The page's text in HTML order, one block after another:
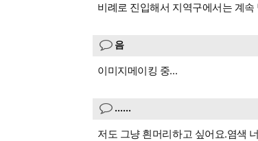
비례로 진입해서 지역구에서는 계속
음
이미지메이킹 중...
......
저도 그냥 흰머리하고 싶어요.염색